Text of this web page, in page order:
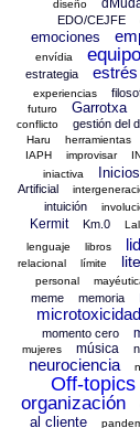
diseño
EDO/CEJFE
emociones
envídia
estrategia estrés
experiencias
futuro Garrotxa
conflicto
gestión del
Haru
herramientas
IAPH
improvisar
iniactiva
Inicios
Artificial
intuición
Kermit Km.0
lenguaje libros
relacional
límite
personal
meme memoria
momento cero
mujeres música
neurociencia
Off-topics
organización
al cliente